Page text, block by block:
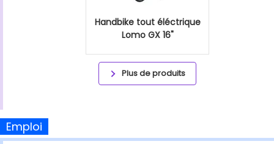
Handbike tout éléctrique
Lomo GX 16"
Plus de produits
Emploi